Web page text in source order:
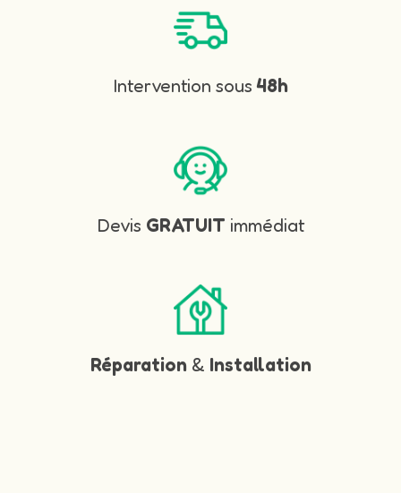
Intervention sous 48h
Devis GRATUIT immédiat
Réparation & Installation